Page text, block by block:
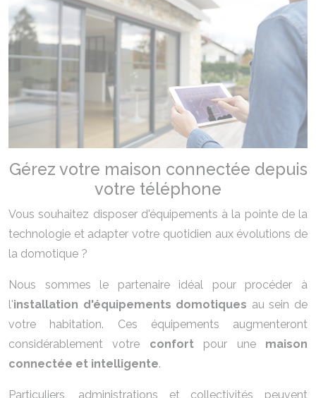
Gérez votre maison connectée depuis
votre téléphone
Vous souhaitez disposer d'équipements à la pointe de la
technologie et adapter votre quotidien aux évolutions de
la domotique ?
Nous sommes le partenaire idéal pour procéder à
l'installation d'équipements domotiques au sein de
votre habitation. Ces équipements augmenteront
considérablement votre confortpour une maison
connectée et intelligente.
Particuliers, administrations et collectivités peuvent